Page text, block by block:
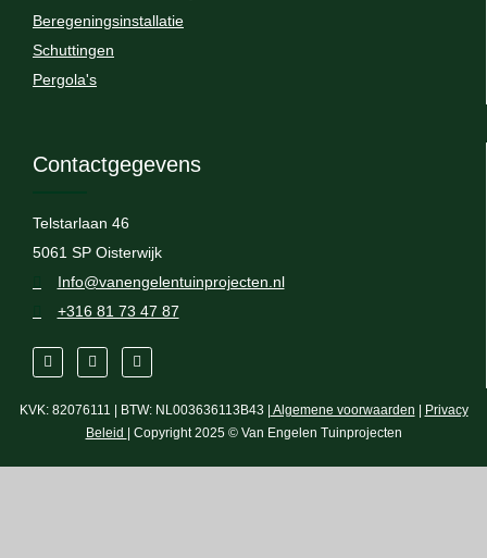
Beregeningsinstallatie
Schuttingen
Pergola's
Contactgegevens
Telstarlaan 46
5061 SP Oisterwijk
Info@vanengelentuinprojecten.nl
+316 81 73 47 87
KVK: 82076111 | BTW: NL003636113B43 | Algemene voorwaarden
Privacy
Beleid
| Copyright 2025 © Van Engelen Tuinprojecten